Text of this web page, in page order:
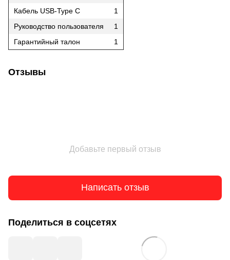
Кабель USB-Type C
1
Руководство пользователя
1
Гарантийный талон
1
Отзывы
Добавьте первый отзыв
Написать отзыв
Поделиться в соцсетях